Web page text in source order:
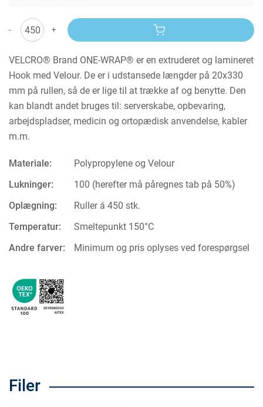
- +
VELCRO® Brand ONE-WRAP® er en extruderet og lamineret
Hook med Velour. De er i udstansede længder på 20x330
mm på rullen, så de er lige til at trække af og benytte. Den
kan blandt andet bruges til: serverskabe, opbevaring,
arbejdspladser, medicin og ortopædisk anvendelse, kabler
m.m.
Materiale:
Polypropylene og Velour
Lukninger:
100 (herefter må påregnes tab på 50%)
Oplægning:
Ruller á 450 stk.
Temperatur:
Smeltepunkt 150°C
Andre farver:
Minimum og pris oplyses ved forespørgsel
Filer